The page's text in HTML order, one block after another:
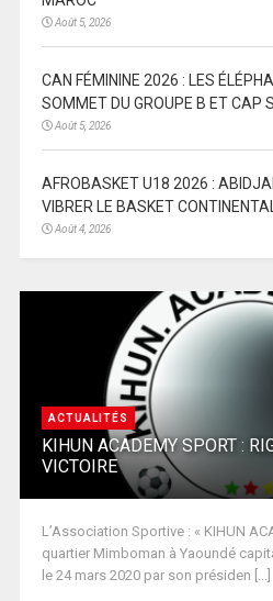
Août 5, 2026
CAN FÉMININE 2026 : LES
SOMMET DU GROUPE B ET CAP
Août 5, 2026
AFROBASKET U18 2026 :
VIBRER LE BASKET CONTINENTAL
Août 4, 2026
ACTUALITÉS
KIHUN ACADEMY SPORT :
VICTOIRE
L’Association Sportive : « KIHUN
quartier Mimboman à Yaoundé
le 24 mars 2020 par son présiden [...]